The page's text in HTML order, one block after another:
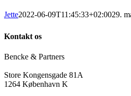
Jette2022-06-09T11:45:33+02:0029.
Kontakt os
Bencke & Partners
Store Kongensgade 81A
1264 København K